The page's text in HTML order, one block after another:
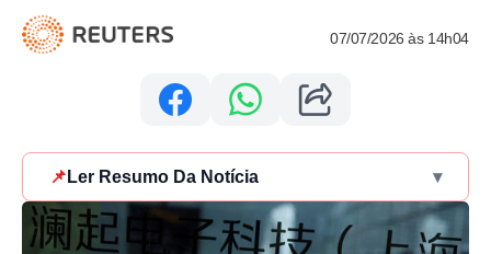
07/07/2026 às 14h04
📌 Ler Resumo Da Notícia ▾